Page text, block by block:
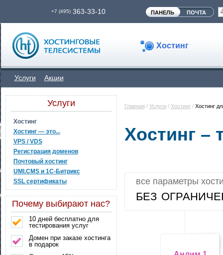
+7 (495) 363-33-10 ПАНЕЛЬ ПОЧТА
Хостинг
Услуги Акции
Услуги
Хостинг
Хостинг — это...
VPS / VDS
Регистрация доменов
Почтовый хостинг
UMI.CMS и 1C-Битрикс
SSL сертификаты
Почему выбирают нас?
10 дней бесплатно для
тестирования услуг
Домен при заказе хостинга
в подарок
Главная / Услуги / Хостинг / Хостинг
Хостинг
все параметры
без